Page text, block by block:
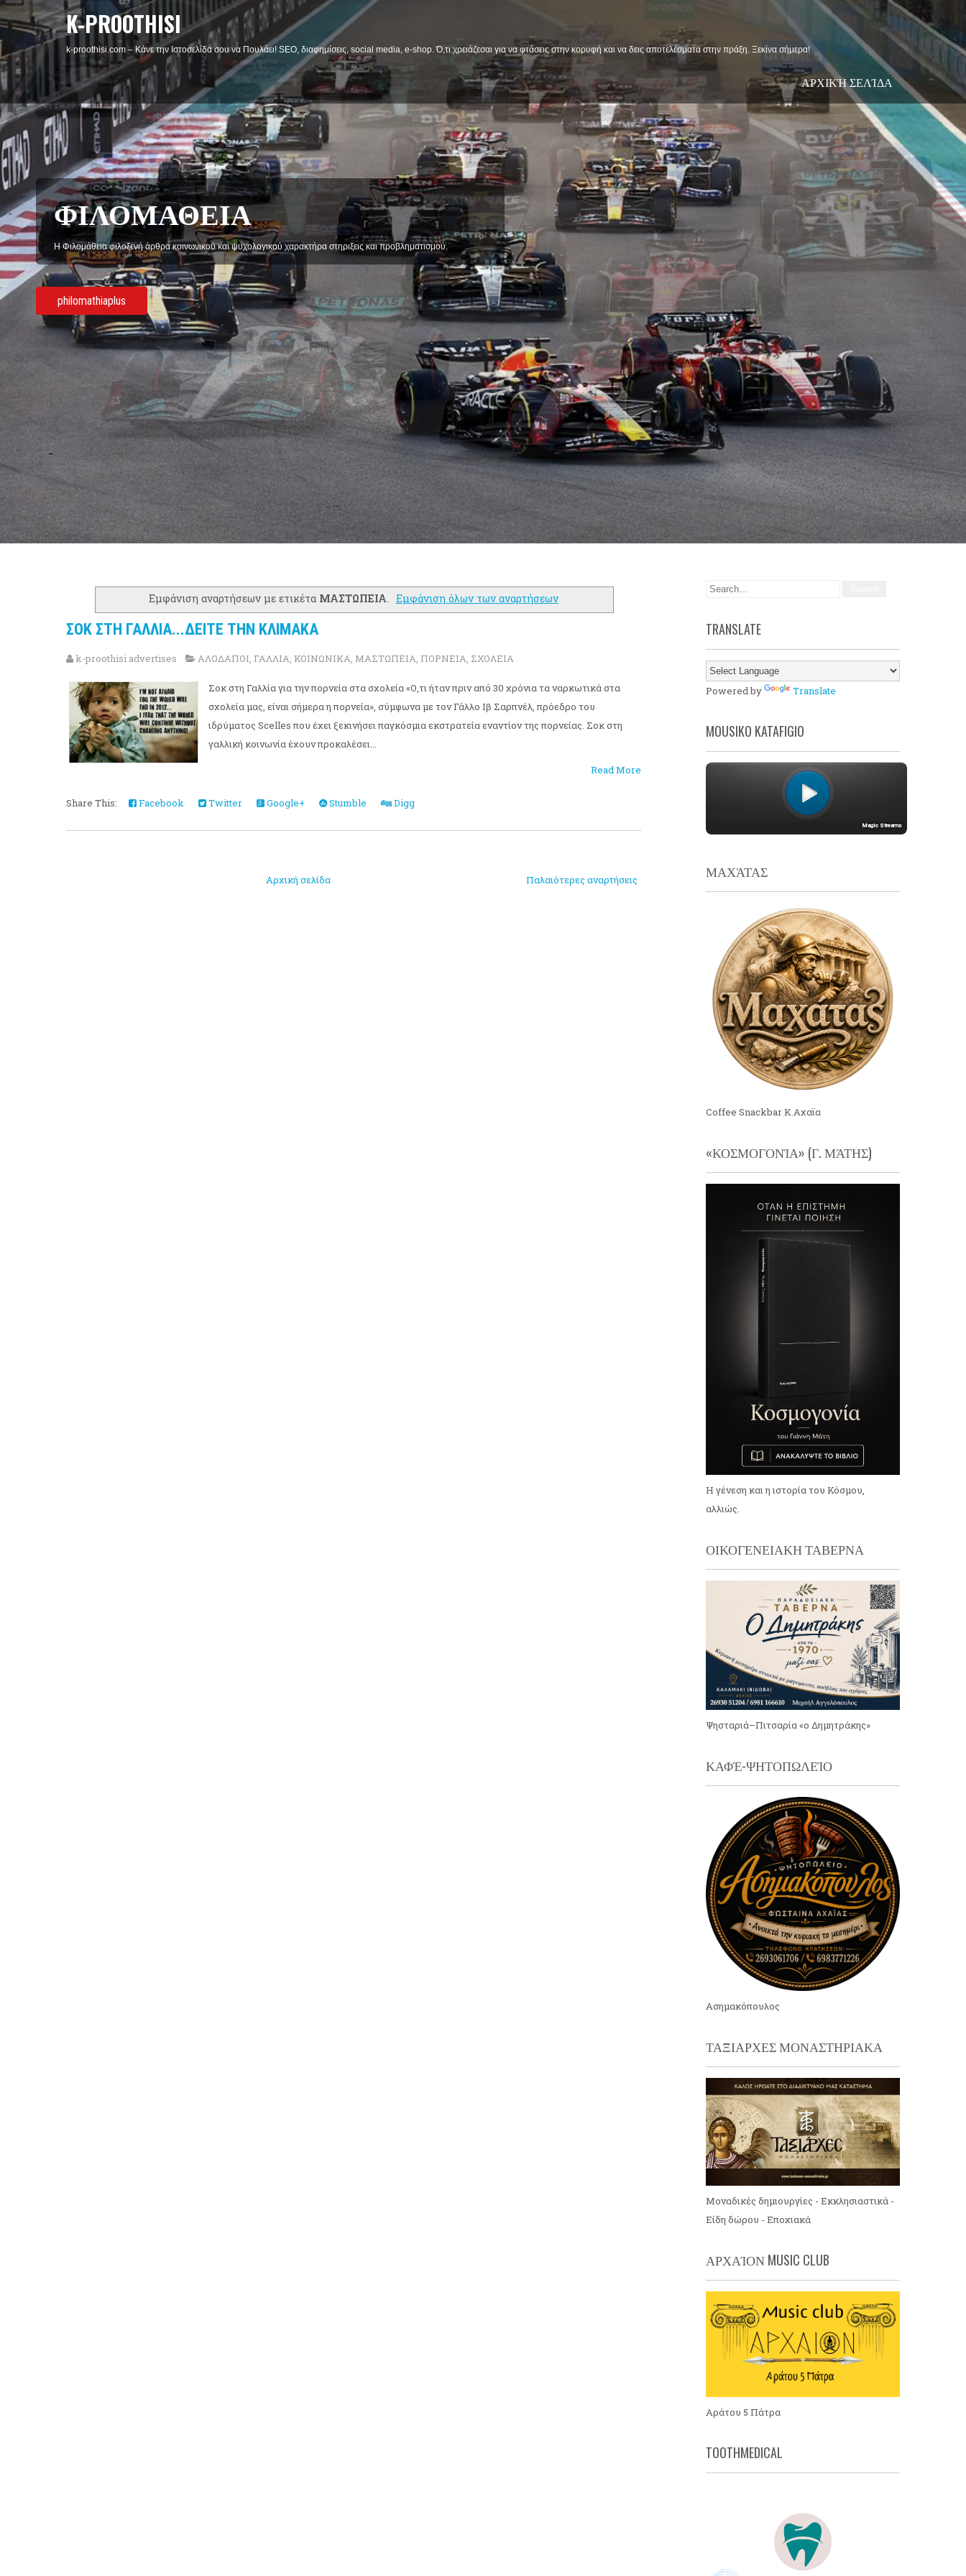
K-PROOTHISI
k-proothisi.com – Κάνε την Ιστοσελίδα σου να Πουλάει! SEO, διαφημίσεις, social media, e-shop. Ό,τι χρειάζεσαι για να φτάσεις στην κορυφή και να δεις αποτελέσματα στην πράξη. Ξεκίνα σήμερα!
ΑΡΧΙΚΉ ΣΕΛΊΔΑ
ΦΙΛΟΜΑΘΕΙΑ
Η Φιλομάθεια φιλοξενή άρθρα κοινωνικού και ψυχολογικού χαρακτήρα στηριξεις και προβληματισμού.
philomathiaplus
Εμφάνιση αναρτήσεων με ετικέτα ΜΑΣΤΩΠΕΙΑ. Εμφάνιση όλων των αναρτήσεων
ΣΟΚ ΣΤΗ ΓΑΛΛΙΑ...ΔΕΙΤΕ ΤΗΝ ΚΛΙΜΑΚΑ
k-proothisi advertises ΑΛΟΔΑΠΟΙ ΓΑΛΛΙΑ ΚΟΙΝΩΝΙΚΑ ΜΑΣΤΩΠΕΙΑ ΠΟΡΝΕΙΑ ΣΧΟΛΕΙΑ
Σοκ στη Γαλλία για την πορνεία στα σχολεία «Ο,τι ήταν πριν από 30 χρόνια τα ναρκωτικά στα
σχολεία μας, είναι σήμερα η πορνεία», σύμφωνα με τον Γάλλο Ιβ Σαρπνέλ, πρόεδρο του
ιδρύματος Scelles που έχει ξεκινήσει παγκόσμια εκστρατεία εναντίον της πορνείας. Σοκ στη
γαλλική κοινωνία έχουν προκαλέσει...
Read More
Share This: Facebook Twitter Google+ Stumble Digg
Παλαιότερες αναρτήσεις
Αρχική σελίδα
TRANSLATE
Powered by Translate
MOUSIKO KATAFIGIO
ΜΑΧΆΤΑΣ
Coffee Snackbar Κ.Αχαϊα
«ΚΟΣΜΟΓΟΝΊΑ» (Γ. ΜΆΤΗΣ)
Η γένεση και η ιστορία του Κόσμου,
αλλιώς.
ΟΙΚΟΓΕΝΕΙΑΚΗ ΤΑΒΕΡΝΑ
Ψησταριά–Πιτσαρία «ο Δημητράκης»
ΚΑΦΈ-ΨΗΤΟΠΩΛΕΊΟ
Ασημακόπουλος
ΤΑΞΙΑΡΧΕΣ ΜΟΝΑΣΤΗΡΙΑΚΑ
Μοναδικές δημιουργίες - Εκκλησιαστικά -
Είδη δώρου - Εποχιακά
ΑΡΧΑΊΟΝ MUSIC CLUB
Αράτου 5 Πάτρα
TOOTHMEDICAL